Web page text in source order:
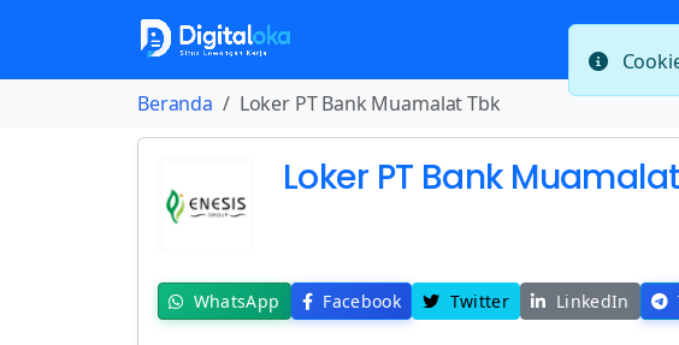
Beranda Loker PT Bank Muamalat Tbk
Loker PT Bank
WhatsApp Facebook Twitter LinkedIn